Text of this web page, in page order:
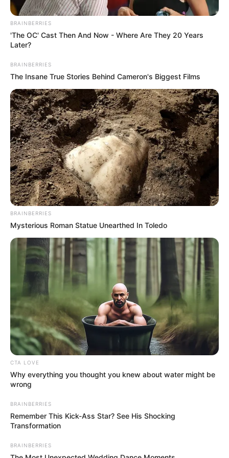
શુક્ર
પ્રવેશ કરશે. જ્યોતિષશાસ્ત્રમાં, શુક્રને પ્રેમ, આરામ,
સંપત્તિ, સુંદરતા અને ઐશ્વર્યનું ચિહ્ન માનવામાં આવે છે.
મિથુન રાશિ પર બુધનું શાસન છે, જે બુદ્ધિ, વાતચીત
અને તર્કનું પ્રતીક છે. પરિણામે, શુક્ર અને બુધનો આ
યુતિ સંબંધો, વાતચીત અને જીવનશૈલી પર નોંધપાત્ર
અસર કરશે. ચાલો પંડિત પ્રવીણ મિશ્રા પાસેથી
શીખીએ કે તેની બધી 12 રાશિઓ પર શું અસર થશે.
મેષ:શુક્રનું આ ગોચર તમારા ત્રીજા ભાવમાં થશે.
જીવનની સુસ્તીનો અંત આવશે અને ગતિ વધશે.
થશે, અને અટકેલા ભંડોળ પ્રાપ્ત થવાના સંકેતો છે.
સંબંધો મધુર બનશે.
Related Articles
BRAINBERRIES
'The OC' Cast Then And Now - Where Are They 20 Years
Later?
BRAINBERRIES
The Insane True Stories Behind Cameron's Biggest Films
BRAINBERRIES
Mysterious Roman Statue Unearthed In Toledo
CTA LOVE
Why everything you thought you knew about water might be
wrong
BRAINBERRIES
Remember This Kick-Ass Star? See His Shocking
Transformation
BRAINBERRIES